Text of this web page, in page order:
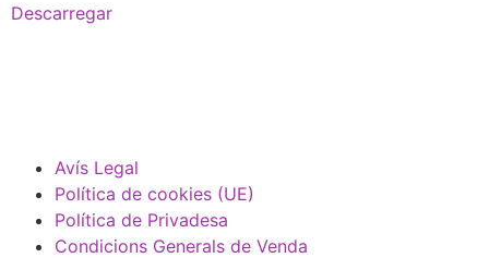
Descarregar
Avís Legal
Política de cookies (UE)
Política de Privadesa
Condicions Generals de Venda